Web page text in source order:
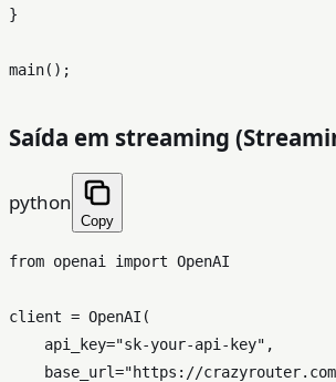
}
main
Saída em streaming
python
Copy
from openai import OpenAI
client = OpenAI(
    api_key=
"sk-your-api-key" ,
    base_url=
"https://